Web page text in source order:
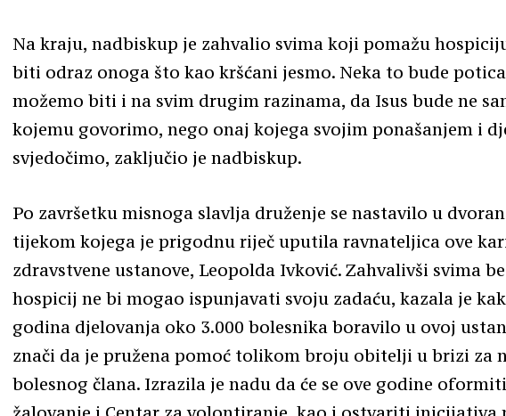
Na kraju, nadbiskup je zahvalio svima koji pomažu
biti odraz onoga što kao kršćani jesmo. Neka to bude
možemo biti i na svim drugim razinama, da Isus bude ne
kojemu govorimo, nego onaj kojega svojim ponašanjem i
svjedočimo, zaključio je nadbiskup.
Po završetku misnoga slavlja druženje se nastavilo u
tijekom kojega je prigodnu riječ uputila ravnateljica ove
zdravstvene ustanove, Leopolda Ivković. Zahvalivši svima
hospicij ne bi mogao ispunjavati svoju zadaću, kazala je
godina djelovanja oko 3.000 bolesnika boravilo u ovoj
znači da je pružena pomoć tolikom broju obitelji u brizi za
bolesnog člana. Izrazila je nadu da će se ove godine